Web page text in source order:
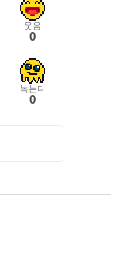
웃음
0
녹는다
0